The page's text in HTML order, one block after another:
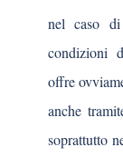
nel caso
condizioni
offre
anche
soprattutto